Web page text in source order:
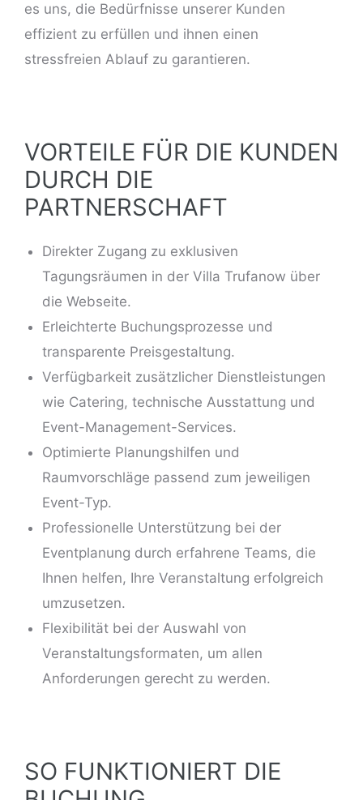
es uns, die Bedürfnisse unserer Kunden
effizient zu erfüllen und ihnen einen
stressfreien Ablauf zu garantieren.
VORTEILE FÜR DIE KUNDEN
DURCH DIE
PARTNERSCHAFT
Direkter Zugang zu exklusiven
Tagungsräumen in der Villa Trufanow über
die Webseite.
Erleichterte Buchungsprozesse und
transparente Preisgestaltung.
Verfügbarkeit zusätzlicher Dienstleistungen
wie Catering,technische Ausstattung und
Event-Management-Services.
Optimierte Planungshilfen und
Raumvorschläge passend zum jeweiligen
Event-Typ.
Professionelle Unterstützung bei der
Eventplanung durch erfahrene Teams, die
Ihnen helfen, Ihre Veranstaltung erfolgreich
umzusetzen.
Flexibilität bei der Auswahl von
Veranstaltungsformaten, um allen
Anforderungen gerecht zu werden.
SO FUNKTIONIERT DIE